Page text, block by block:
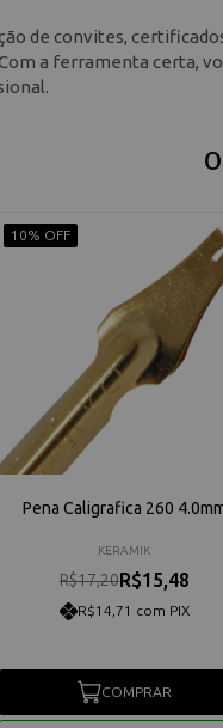
de convites,
a ferramenta certa,
10% OFF
Pena Caligrafica 260
KERAMIK
R$17,20R$15,48
R$14,71 com PIX
COMPRAR